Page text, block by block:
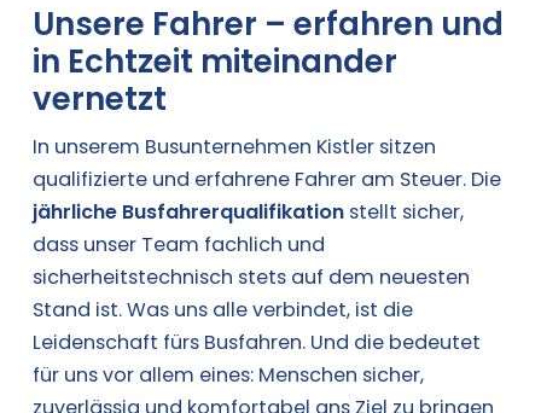
Unsere Fahrer – erfahren und
in Echtzeit miteinander
vernetzt
In unserem Busunternehmen Kistler sitzen
qualifizierte und erfahrene Fahrer am Steuer. Die
jährliche Busfahrerqualifikationstellt sicher,
dass unser Team fachlich und
sicherheitstechnisch stets auf dem neuesten
Stand ist. Was uns alle verbindet, ist die
Leidenschaft fürs Busfahren. Und die bedeutet
für uns vor allem eines: Menschen sicher,